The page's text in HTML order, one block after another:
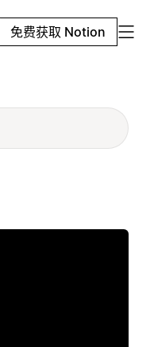
免费获取 Notion